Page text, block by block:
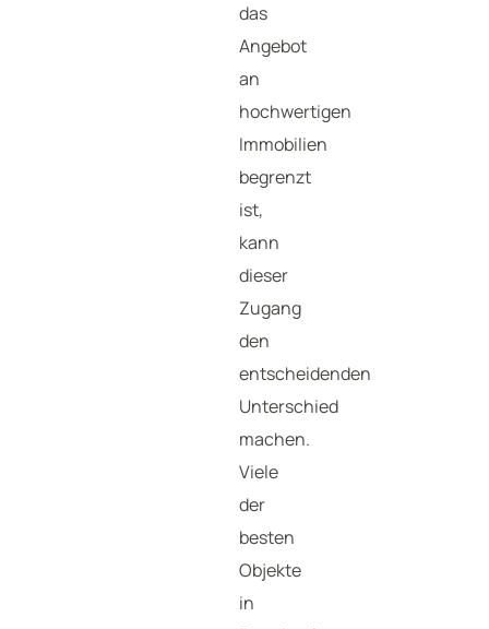
das
Angebot
an
hochwertigen
Immobilien
begrenzt
ist,
kann
dieser
Zugang
den
entscheidenden
Unterschied
machen.
Viele
der
besten
Objekte
in